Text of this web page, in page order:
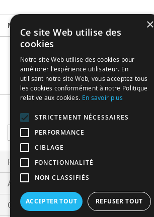
More Information
Sign
Up
for
Our
Newsletter:
Subscribe
Privacy and Cookie Policy
Advanced Search
Orders and Returns
×
Ce site Web utilise des
cookies
Notre site Web utilise des cookies pour
améliorer l'expérience utilisateur. En
utilisant notre site Web, vous acceptez tous
les cookies conformément à notre Politique
relative aux cookies. En savoir plus
STRICTEMENT NÉCESSAIRES
PERFORMANCE
CIBLAGE
FONCTIONNALITÉ
NON CLASSIFIÉS
ACCEPTER TOUT REFUSER TOUT